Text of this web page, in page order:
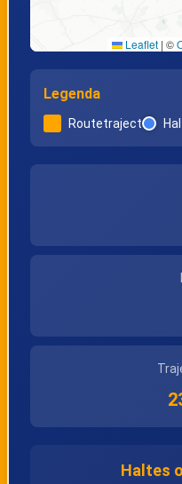
Varsenare,
Marienhovedreef
Sint-Andries, Kerk
Sint-Andries,
Leaflet | ©
Legenda
Routetraject
Haltes